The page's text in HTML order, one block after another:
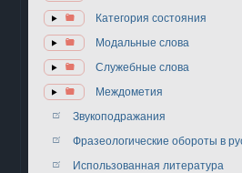
Категория состояния
Модальные слова
Служебные слова
Междометия
Звукоподражания
Фразеологические обороты в
Использованная литература